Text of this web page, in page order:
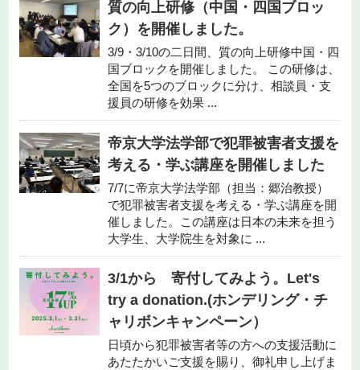
質の向上研修（中国・四国ブロッ
ク）を開催しました。
3/9・3/10の二日間、質の向上研修中国・四
国ブロックを開催しました。 この研修は、
全国を5つのブロックに分け、相談員・支
援員の研修を効果 ...
帝京大学法学部で犯罪被害者支援を
考える・学ぶ講座を開催しました
7/7に帝京大学法学部（担当：郷治教授）
で犯罪被害者支援を考える・学ぶ講座を開
催しました。この講座は日本の未来を担う
大学生、大学院生を対象に ...
3/1から 寄付してみよう。Let's
try a donation.(ホンデリング・チ
ャリボンキャンペーン）
日頃から犯罪被害者等の方への支援活動に
あたたかいご支援を賜り、御礼申し上げま